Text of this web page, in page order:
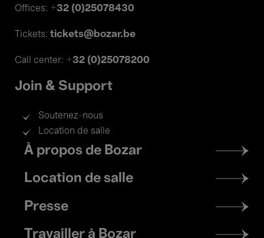
Offices: +32 (0)25078430
Tickets: tickets@bozar.be
Call center: +32 (0)25078200
Join & Support
Soutenez-nous
Location de salle
Footer
menu
À propos de Bozar
Location de salle
Presse
Travailler à Bozar